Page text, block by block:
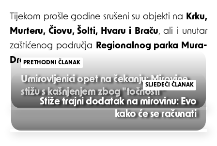
Tijekom prošle godine srušeni su objekti na Krku,
Murteru, Čiovu, Šolti, Hvaru i Braču, ali i unutar
zaštićenog područja
Regionalnog parka Mura-
Drava.
Post
navigation
PRETHODNI ČLANAK
Umirovljenici opet na čekanju: Mirovine
stižu s kašnjenjem zbog "točnosti"
SLJEDEĆI ČLANAK
Stiže trajni dodatak na mirovinu: Evo
kako će se računati